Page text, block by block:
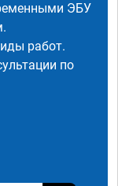
ЭБУ
работ.
по